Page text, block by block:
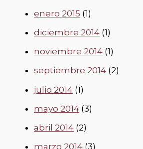
enero 2015 (1)
diciembre 2014 (1)
noviembre 2014 (1)
septiembre 2014 (2)
julio 2014 (1)
mayo 2014 (3)
abril 2014 (2)
marzo 2014 (3)